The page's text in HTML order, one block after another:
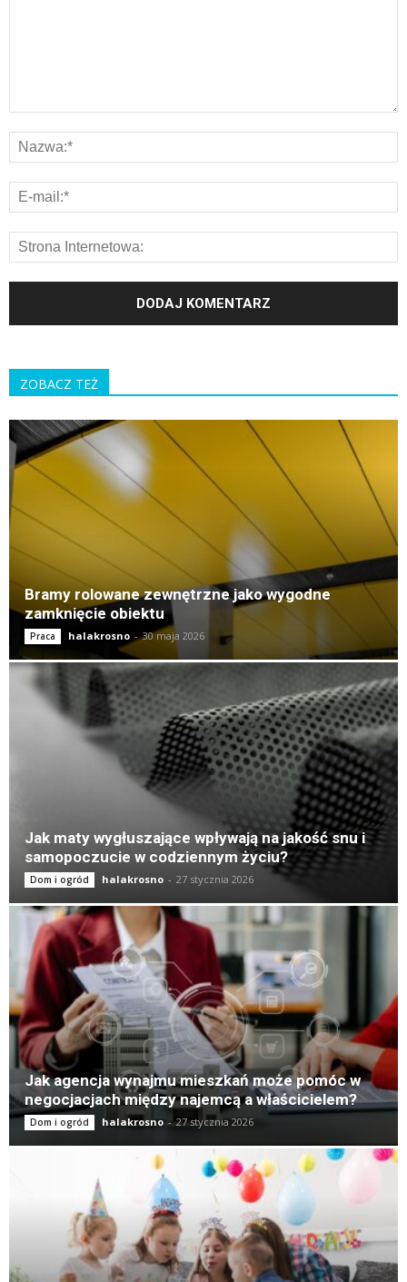
ZOBACZ TEŻ
Bramy rolowane zewnętrzne jako wygodne
zamknięcie obiektu
Praca halakrosno - 30 maja 2026
Jak maty wygłuszające wpływają na jakość snu i
samopoczucie w codziennym życiu?
Dom i ogród halakrosno - 27 stycznia 2026
Jak agencja wynajmu mieszkań może pomóc w
negocjacjach między najemcą a właścicielem?
Dom i ogród halakrosno - 27 stycznia 2026